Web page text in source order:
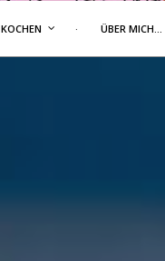
KOCHEN ÜBER MICH…